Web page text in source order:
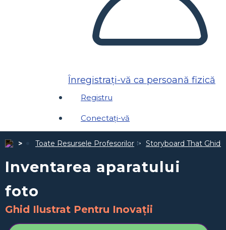
Înregistrați-vă ca persoană fizică
Registru
Conectați-vă
Toate Resursele Profesorilor Storyboard That
Inventarea aparatului
foto
Ghid Ilustrat Pentru Inovații